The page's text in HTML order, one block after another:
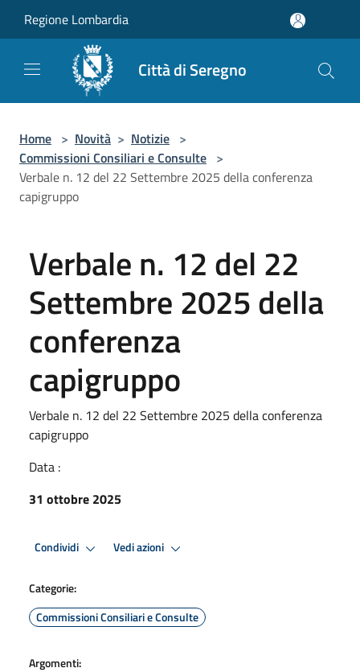
Regione Lombardia
Città di Seregno
Home > Novità > Notizie >
Commissioni Consiliari e Consulte >
Verbale n. 12 del 22 Settembre 2025 della conferenza
capigruppo
Verbale n. 12 del 22
Settembre 2025 della
conferenza
capigruppo
Verbale n. 12 del 22 Settembre 2025 della conferenza
capigruppo
Data :
31 ottobre 2025
Condividi Vedi azioni
Categorie:
Commissioni Consiliari e Consulte
Argomenti: